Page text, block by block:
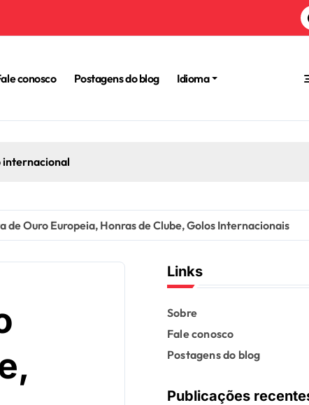
conosco Postagens do blog Idioma
internacional
de Ouro Europeia, Honras de Clube, Golos Internacionais
Links
Sobre
Fale conosco
Postagens do blog
Publicações